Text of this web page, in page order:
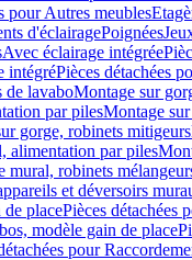
pour Autres meubles
d'éclairagePoignées
Avec éclairage intégrée
intégréPièces détachées
de lavaboMontage sur
par pilesMontage
gorge, robinets mitigeurs
alimentation par piles
mural, robinets
et déversoirs
de placePièces détachées
modèle gain de place
pour